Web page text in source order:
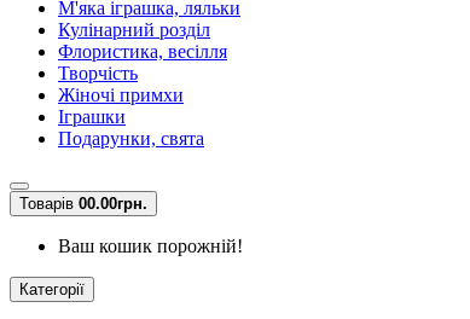
М'яка іграшка, ляльки
Кулінарний розділ
Флористика, весілля
Творчість
Жіночі примхи
Іграшки
Подарунки, свята
Товарів 00.00грн.
Ваш кошик порожній!
Категорії